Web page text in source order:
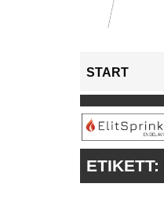
START
ETIKETT: